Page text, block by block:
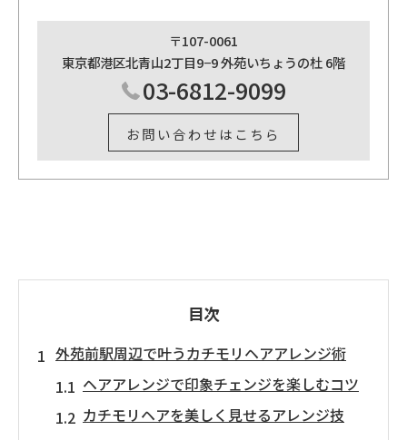
〒107-0061
東京都港区北青山2丁目9−9 外苑いちょうの杜 6階
03-6812-9099
お問い合わせはこちら
目次
外苑前駅周辺で叶うカチモリヘアアレンジ術
ヘアアレンジで印象チェンジを楽しむコツ
カチモリヘアを美しく見せるアレンジ技